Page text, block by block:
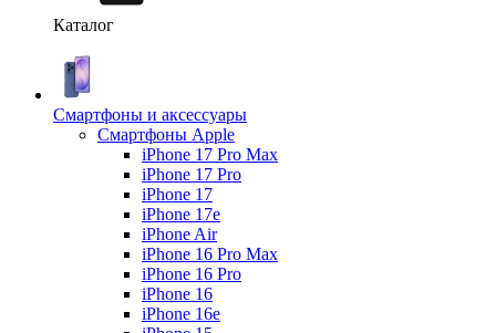
Каталог
Смартфоны и аксессуары
Смартфоны Apple
iPhone 17 Pro Max
iPhone 17 Pro
iPhone 17
iPhone 17e
iPhone Air
iPhone 16 Pro Max
iPhone 16 Pro
iPhone 16
iPhone 16e